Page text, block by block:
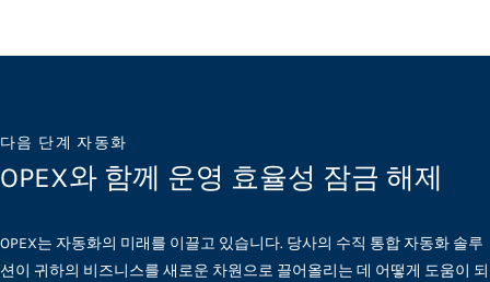
다음 단계 자동화
OPEX와 함께 운영 효율성 잠금 해제
OPEX는 자동화의 미래를 이끌고 있습니다. 당사의 수직 통합 자동화 솔루
션이 귀하의 비즈니스를 새로운 차원으로 끌어올리는 데 어떻게 도움이 되